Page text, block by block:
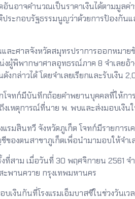
อาจคำนวณเป็นราคาเงินได้ตามมูล
กอบรัฐธรรมนูญว่าด้วยการป้องกันแ
าลจังหวัดสมุทรปราการออกหมายขั
งผู้พิพากษาศาลอุทธรณ์ภาค 8 จำเล
กล่าวได้ โดยจำเลยเรียกและรับเงิ
มีบันทึกถ้อยคำพยานบุคคลที่ให้การ
เหตุการณ์ที่นาย พ. พบและส่งมอบเงิน
สินทวี จังหวัดภูเก็ต โจทก์มีรายการ
องตนสาขาภูเก็ตเพื่อนำมามอบให้จำ
ม เมื่อวันที่ 30 พฤศจิกายน 2561 จ
พานควาย กรุงเทพมหานคร
นที่โรงแรมเอ็มบาสซีในช่วงวันเวลา